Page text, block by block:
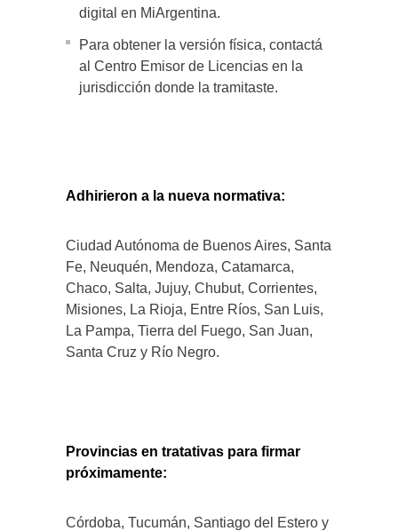
digital en MiArgentina.
Para obtener la versión física, contactá
al Centro Emisor de Licencias en la
jurisdicción donde la tramitaste.
Adhirieron a la nueva normativa:
Ciudad Autónoma de Buenos Aires, Santa
Fe, Neuquén, Mendoza, Catamarca,
Chaco, Salta, Jujuy, Chubut, Corrientes,
Misiones, La Rioja, Entre Ríos, San Luis,
La Pampa, Tierra del Fuego, San Juan,
Santa Cruz y Río Negro.
Provincias en tratativas para firmar
próximamente:
Córdoba, Tucumán, Santiago del Estero y